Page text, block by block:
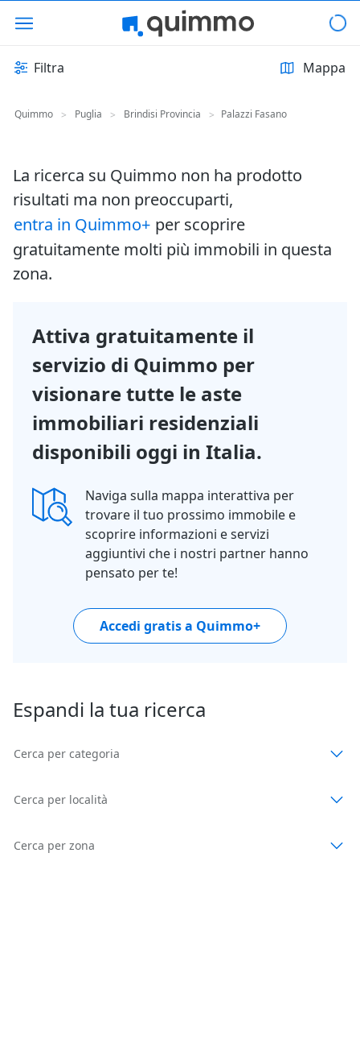
Filtra Mappa
Quimmo > Puglia > Brindisi Provincia > Palazzi Fasano
La ricerca su Quimmo non ha prodotto
risultati ma non preoccuparti,
entra in Quimmo+ per scoprire
gratuitamente molti più immobili in questa
zona.
Attiva gratuitamente il
servizio di Quimmo per
visionare tutte le aste
immobiliari residenziali
disponibili oggi in Italia.
Naviga sulla mappa interattiva per
trovare il tuo prossimo immobile e
scoprire informazioni e servizi
aggiuntivi che i nostri partner hanno
pensato per te!
Accedi gratis a Quimmo+
Espandi la tua ricerca
Cerca per categoria
Cerca per località
Cerca per zona